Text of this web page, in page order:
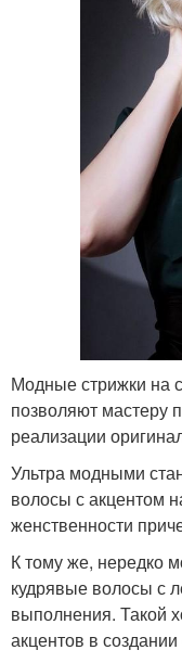
Модные стрижки на
позволяют мастеру
реализации
Ультра модными
волосы с акцентом
женственности
К тому же, нередко
кудрявые волосы с
выполнения. Такой
акцентов в